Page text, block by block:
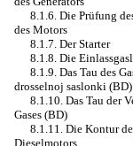
8.1.6. Die Prüfung
des Motors
8.1.7. Der Starter
8.1.8. Die
8.1.9. Das Tau des
drosselnoj saslonki (BD)
8.1.10. Das Tau der
Gases (BD)
8.1.11. Die Kontur
Dieselmotors